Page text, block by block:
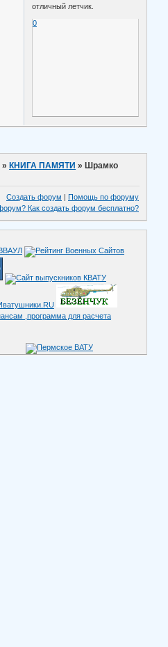
отличный летчик.
0
» КНИГА ПАМЯТИ » Шрамко
Создать форум Помощь по форуму